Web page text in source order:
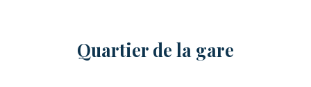
Quartier de la gare